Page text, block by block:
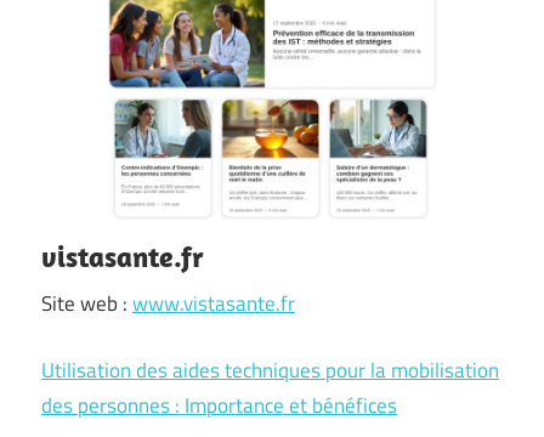
vistasante.fr
Site web :www.vistasante.fr
Utilisation des aides techniques pour la mobilisation
des personnes : Importance et bénéfices